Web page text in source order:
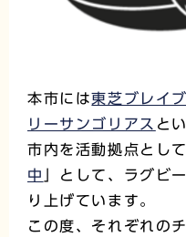
本市には東芝ブレイ
リーサンゴリアス と
市内を活動拠点とし
中
」として、ラグビ
り上げています。
この度、それぞれの